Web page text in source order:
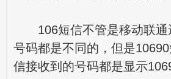
106短信不管是移动联通
号码都是不同的，但是
信接收到的号码都是显示